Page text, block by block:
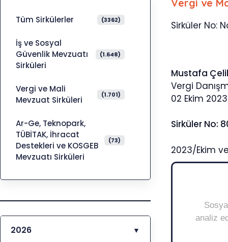
Vergi ve
Sirküler No:
Mustafa
Vergi
02 Ekim 2023
Sirküler No:
2023/Ekim
analiz
Tüm Sirkülerler (3362)
İş ve Sosyal
Güvenlik Mevzuatı
Sirküleri
(1.648)
Vergi ve Mali
Mevzuat Sirküleri
(1.701)
Ar-Ge, Teknopark,
TÜBİTAK, İhracat
Destekleri ve KOSGEB
Mevzuatı Sirküleri
(73)
2026 ▼